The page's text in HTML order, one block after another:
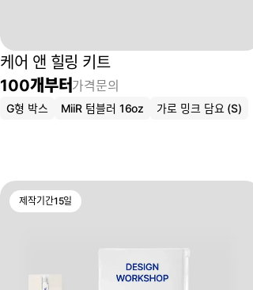
케어 앤 힐링 키트
100개부터 가격문의
G형 박스 MiiR 텀블러 16oz 가로 밍크 담요 (S)
제작기간15일